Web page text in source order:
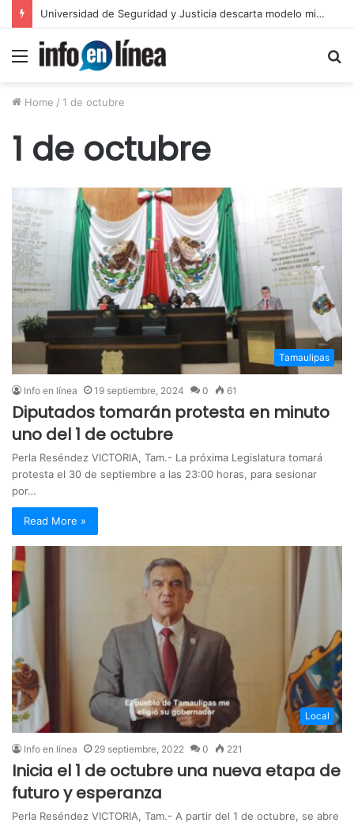
Universidad de Seguridad y Justicia descarta modelo militarizado
Menu
Home / 1 de octubre
1 de octubre
Tamaulipas
Info en línea 19 septiembre, 2024 0 61
Diputados tomarán protesta en minuto
uno del 1 de octubre
Perla Reséndez VICTORIA, Tam.- La próxima Legislatura tomará
protesta el 30 de septiembre a las 23:00 horas, para sesionar
por…
Read More »
Local
Info en línea 29 septiembre, 2022 0 221
Inicia el 1 de octubre una nueva etapa de
futuro y esperanza
Perla Reséndez VICTORIA, Tam.- A partir del 1 de octubre, se abre